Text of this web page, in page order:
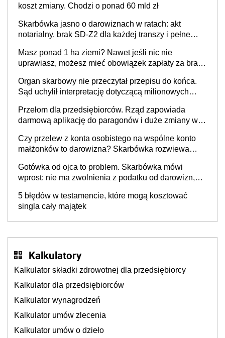
koszt zmiany. Chodzi o ponad 60 mld zł
Skarbówka jasno o darowiznach w ratach: akt
notarialny, brak SD-Z2 dla każdej transzy i pełne
Masz ponad 1 ha ziemi? Nawet jeśli nic nie
uprawiasz, możesz mieć obowiązek zapłaty za brak
Organ skarbowy nie przeczytał przepisu do końca.
Sąd uchylił interpretację dotyczącą milionowych
Przełom dla przedsiębiorców. Rząd zapowiada
darmową aplikację do paragonów i duże zmiany w
Czy przelew z konta osobistego na wspólne konto
małżonków to darowizna? Skarbówka rozwiewa
Gotówka od ojca to problem. Skarbówka mówi
wprost: nie ma zwolnienia z podatku od darowizn,
obdarowanego
5 błędów w testamencie, które mogą kosztować
singla cały majątek
Kalkulatory
Kalkulator składki zdrowotnej dla przedsiębiorcy
Kalkulator dla przedsiębiorców
Kalkulator wynagrodzeń
Kalkulator umów zlecenia
Kalkulator umów o dzieło